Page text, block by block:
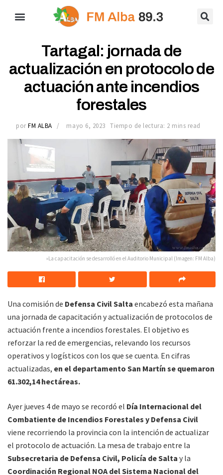
Tartagal: jornada de
actualización en protocolo de
actuación ante incendios
forestales
por FM ALBA mayo 6, 2023 Tiempo de lectura: 2 mins read
»La capacitación se desarrolló en el Auditorio Municipal (Imagen: FM Alba)
Una comisión de Defensa Civil Salta encabezó esta mañana
una jornada de capacitación y actualización de protocolos de
actuación frente a incendios forestales. El objetivo es
reforzar la red de emergencias, relevando los recursos
operativos y logísticos con los que se cuenta. En cifras
actualizadas, en el departamento San Martín se quemaron
61.302,14 hectáreas.
Ayer jueves 4 de mayo se recordó el Día Internacional del
Combatiente de Incendios Forestales y Defensa Civil
viene recorriendo la provincia con la intención de actualizar
el protocolo de actuación. La mesa de trabajo entre la
Subsecretaria de Defensa Civil, Policía de Salta y la
Coordinación Regional NOA del Sistema Nacional del